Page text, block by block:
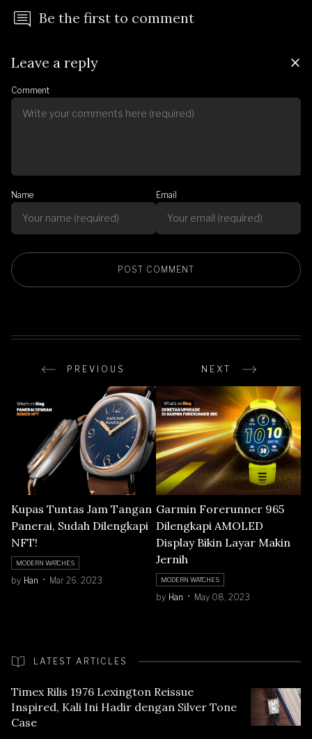
Be the first to comment
Leave a reply
Comment
Name Email
PREVIOUS NEXT
Kupas Tuntas Jam Tangan
Panerai, Sudah Dilengkapi
NFT!
MODERN WATCHES
by Han Mar 26, 2023
Garmin Forerunner 965
Dilengkapi AMOLED
Display Bikin Layar Makin
Jernih
MODERN WATCHES
by Han May 08, 2023
LATEST ARTICLES
Timex Rilis 1976 Lexington Reissue
Inspired, Kali Ini Hadir dengan Silver Tone
Case